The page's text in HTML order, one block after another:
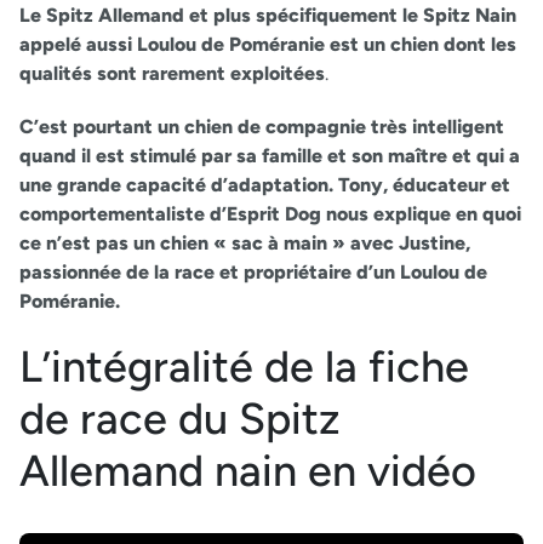
Le Spitz Allemand et plus spécifiquement le Spitz Nain
appelé aussi Loulou de Poméranie est un chien dont les
qualités sont rarement exploitées.
C’est pourtant un chien de compagnie très intelligent
quand il est stimulé par sa famille et son maître et qui a
une grande capacité d’adaptation. Tony, éducateur et
comportementaliste d’Esprit Dog nous explique en quoi
ce n’est pas un chien « sac à main » avec Justine,
passionnée de la race et propriétaire d’un Loulou de
Poméranie.
L’intégralité de la fiche
de race du Spitz
Allemand nain en vidéo